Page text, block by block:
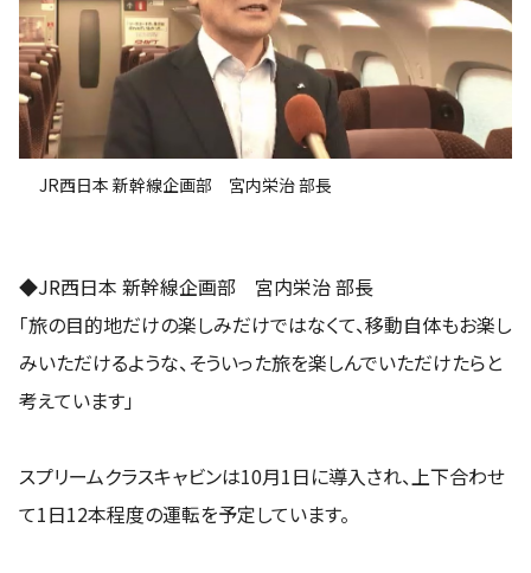
JR西日本 新幹線企画部 宮内栄治 部長
◆JR西日本 新幹線企画部 宮内栄治 部長
「旅の目的地だけの楽しみだけではなくて、移動自体もお楽し
みいただけるような、そういった旅を楽しんでいただけたらと
考えています」
スプリームクラスキャビンは10月1日に導入され、上下合わせ
て1日12本程度の運転を予定しています。